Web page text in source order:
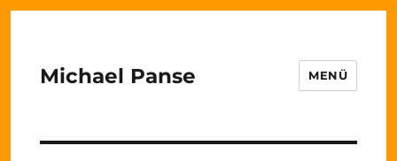
Michael Panse MENÜ